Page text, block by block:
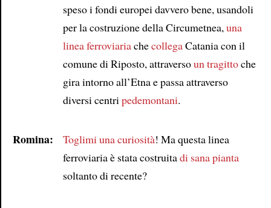
speso i fondi europei davvero bene, usandoli
per la costruzione della Circumetnea, una
linea ferroviariachecollegaCatania con il
comune di Riposto, attraversoun tragittoche
gira intorno all’Etna e passa attraverso
diversi centri pedemontani.
Romina: Toglimi una curiosità! Ma questa linea
ferroviaria è stata costruitadi sana pianta
soltanto di recente?